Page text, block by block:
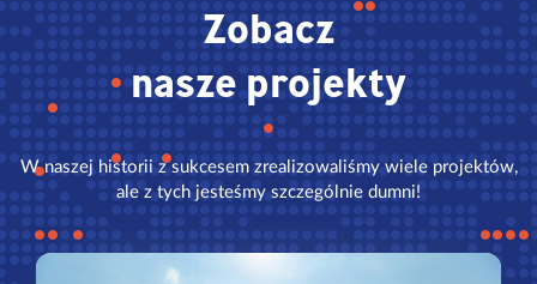
Zobacz
nasze projekty
W naszej historii z sukcesem zrealizowaliśmy wiele projektów,
ale z tych jesteśmy szczególnie dumni!